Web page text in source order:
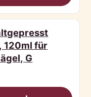
120ml für
G